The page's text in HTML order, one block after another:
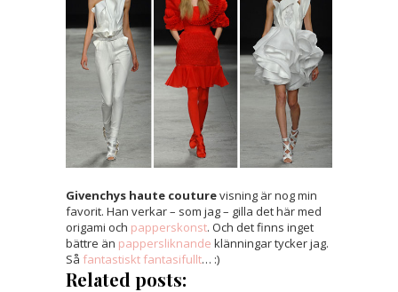
Givenchys haute couturevisning är nog min
favorit. Han verkar – som jag – gilla det här med
origami och papperskonst. Och det finns inget
bättre än pappersliknande klänningar tycker jag.
Så fantastiskt fantasifullt… :)
Related posts: